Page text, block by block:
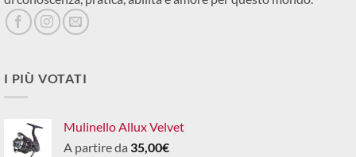
I PIÙ VOTATI
Mulinello Allux Velvet
A partire da 35,00€